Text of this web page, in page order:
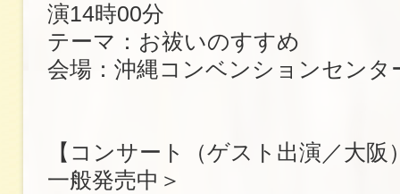
演14時00分
テーマ：お祓いのすすめ
会場：沖縄コンベンションセン
【コンサート（ゲスト出演／大
一般発売中＞